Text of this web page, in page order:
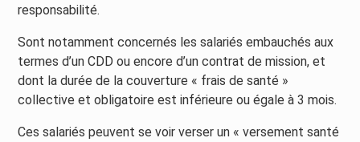
responsabilité.
Sont notamment concernés les salariés embauchés aux
termes d’un CDD ou encore d’un contrat de mission, et
dont la durée de la couverture « frais de santé »
collective et obligatoire est inférieure ou égale à 3 mois.
Ces salariés peuvent se voir verser un « versement santé